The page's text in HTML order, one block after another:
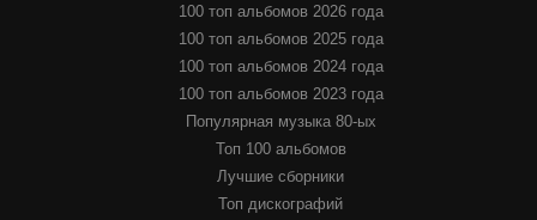
100 топ альбомов 2026 года
100 топ альбомов 2025 года
100 топ альбомов 2024 года
100 топ альбомов 2023 года
Популярная музыка 80-ых
Топ 100 альбомов
Лучшие сборники
Топ дискографий